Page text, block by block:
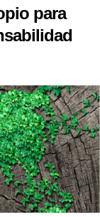
para